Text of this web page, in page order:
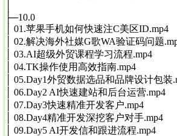
├─10.0
│ 01.苹果手机如何快速注C美区ID.mp4
│ 02.解决海外社媒G歌WA验证码问题
│ 03.AI超级外贸课程学习流程.mp4
│ 04.TK操作使用高效指南.mp4
│ 05.Day1外贸数据选品和品牌设计包装
│ 06.Day2 AI快速建站和后台运营.mp4
│ 07.Day3快速精准开发客户.mp4
│ 08.Day4精准开发深挖客户对手.mp4
│ 09.Day5 AI开发信和跟进流程.mp4